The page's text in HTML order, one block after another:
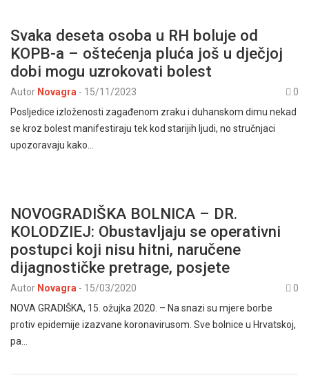
Svaka deseta osoba u RH boluje od
KOPB-a – oštećenja pluća još u dječjoj
dobi mogu uzrokovati bolest
Autor Novagra - 15/11/2023
0
Posljedice izloženosti zagađenom zraku i duhanskom dimu nekad
se kroz bolest manifestiraju tek kod starijih ljudi, no stručnjaci
upozoravaju kako…
NOVOGRADIŠKA BOLNICA – DR.
KOLODZIEJ: Obustavljaju se operativni
postupci koji nisu hitni, naručene
dijagnostičke pretrage, posjete
Autor Novagra - 15/03/2020
0
NOVA GRADIŠKA, 15. ožujka 2020. – Na snazi su mjere borbe
protiv epidemije izazvane koronavirusom. Sve bolnice u Hrvatskoj,
pa…